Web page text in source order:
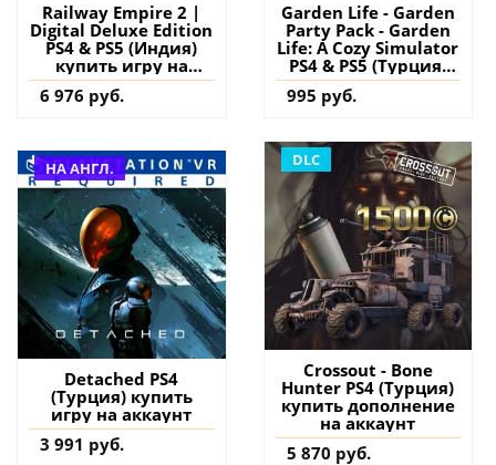
Railway Empire 2 |
Digital Deluxe Edition
PS4 & PS5 (Индия)
купить игру на
аккаунт
6 976 руб.
Garden Life - Garden
Party Pack - Garden
Life: A Cozy Simulator
PS4 & PS5 (Турция)
купить дополнение
на аккаунт
995 руб.
НА АНГЛ.
Detached PS4
(Турция) купить
игру на аккаунт
3 991 руб.
DLC
Crossout - Bone
Hunter PS4 (Турция)
купить дополнение
на аккаунт
5 870 руб.